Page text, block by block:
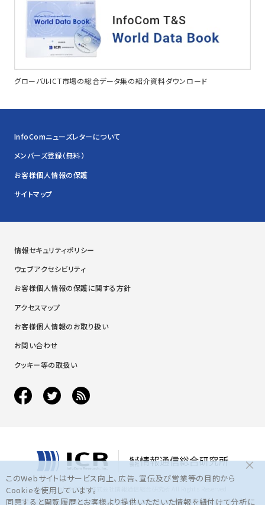
グローバルICT市場の総合データ集の紹介資料ダウンロード
InfoComニューズレターについて
メンバーズ登録（無料）
お客様個人情報の保護
サイトマップ
情報セキュリティポリシー
ウェブアクセシビリティ
お客様個人情報の保護に関する方針
アクセスマップ
お客様個人情報のお取り扱い
お問い合わせ
クッキー等の取扱い
Copyright © 2016 株式会社情報通信総合研究所 All Rights Reserved.
このWebサイトはサービス向上、広告、宣伝及び営業等の目的から
Cookieを使用しています。
同意すると閲覧履歴とお客様より提供いただいた情報を紐付けて分析に
×